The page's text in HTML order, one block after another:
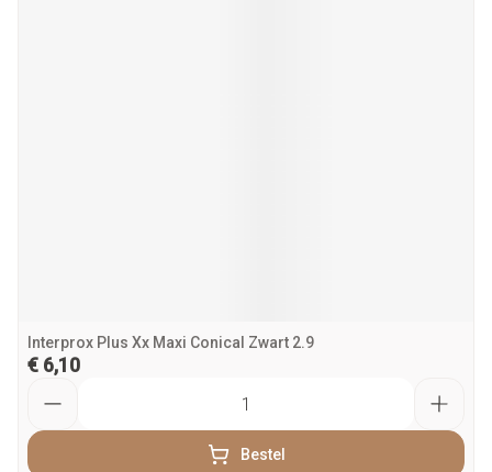
Interprox Plus Xx Maxi Conical Zwart 2.9
€ 6,10
Bestel